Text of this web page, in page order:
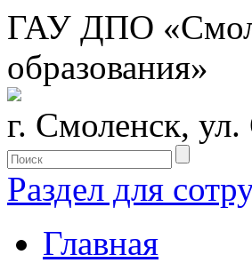
ГАУ ДПО
образования»
г. Смоленск,
Раздел для
Главная